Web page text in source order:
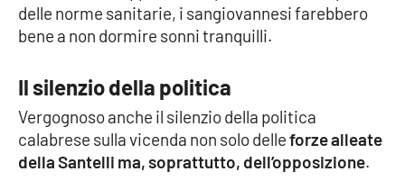
Catanzarochannel.it
APP
Android
Apple
delle norme sanitarie, i sangiovannesi farebbero
bene a non dormire sonni tranquilli.
Il silenzio della politica
Vergognoso anche il silenzio della politica
calabrese sulla vicenda non solo delleforze alleate
della Santelli ma, soprattutto, dell’opposizione.